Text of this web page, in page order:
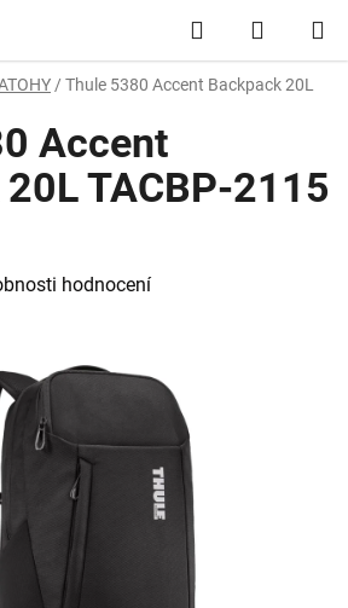
Hledat
/ Thule 5380 Accent Backpack 20L
Accent
TACBP-2115
je 0,0 z 5 hvězdiček.
hodnocení